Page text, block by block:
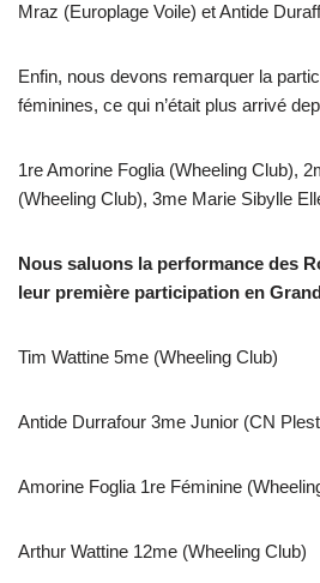
Mraz (Europlage Voile) et Antide
Enfin, nous devons remarquer la
féminines, ce qui n’était plus arrivé
1re Amorine Foglia (Wheeling Club),
(Wheeling Club), 3me Marie Sibylle
Nous saluons la performance des
leur première participation en
Tim Wattine 5me (Wheeling Club)
Antide Durrafour 3me Junior (CN
Amorine Foglia 1re Féminine
Arthur Wattine 12me (Wheeling Club)